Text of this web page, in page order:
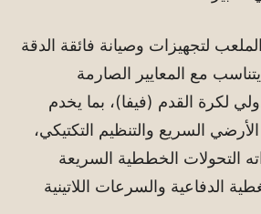
لتجهيزات وصيانة فائقة الدقة
مع المعايير الصارمة
لكرة القدم (فيفا)، بما يخدم
السريع والتنظيم التكتيكي،
التحولات الخططية السريعة
الدفاعية والسرعات اللاتينية